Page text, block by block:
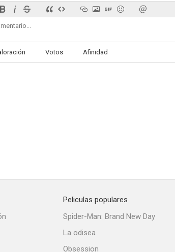
Votos Afinidad
Peliculas populares
Spider-Man: Brand New Day
La odisea
Obsession